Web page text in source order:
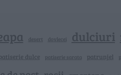
desert dovlecei dulciuri
dulce patiserie sarata patrunjel